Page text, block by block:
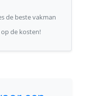
de beste vakman
de kosten!